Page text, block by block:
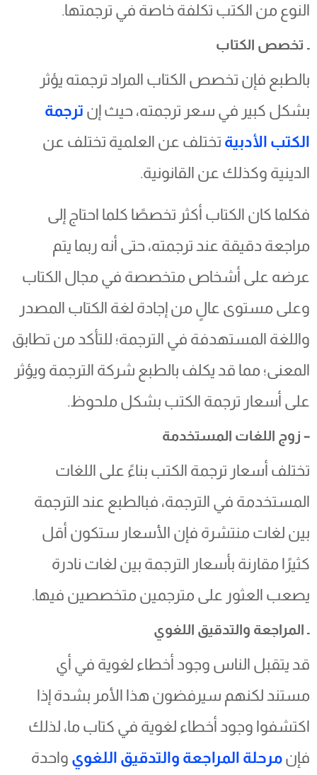
النوع من الكتب تكلفة خاصة في ترجمتها.
ـ تخصص الكتاب
بالطبع فإن تخصص الكتاب المراد ترجمته يؤثر
بشكل كبير في سعر ترجمته، حيث إنترجمة
الكتب الأدبيةتختلف عن العلمية تختلف عن
الدينية وكذلك عن القانونية.
فكلما كان الكتاب أكثر تخصصًا كلما احتاج إلى
مراجعة دقيقة عند ترجمته، حتى أنه ربما يتم
عرضه على أشخاص متخصصة في مجال الكتاب
وعلى مستوى عالٍ من إجادة لغة الكتاب المصدر
واللغة المستهدفة في الترجمة؛ للتأكد من تطابق
المعنى؛ مما قد يكلف بالطبع شركة الترجمة ويؤثر
على أسعار ترجمة الكتب بشكل ملحوظ.
– زوج اللغات المستخدمة
تختلف أسعار ترجمة الكتب بناءً على اللغات
المستخدمة في الترجمة، فبالطبع عند الترجمة
بين لغات منتشرة فإن الأسعار ستكون أقل
كثيرًا مقارنة بأسعار الترجمة بين لغات نادرة
يصعب العثور على مترجمين متخصصين فيها.
ـ المراجعة والتدقيق اللغوي
قد يتقبل الناس وجود أخطاء لغوية في أي
مستند لكنهم سيرفضون هذا الأمر بشدة إذا
اكتشفوا وجود أخطاء لغوية في كتاب ما، لذلك
فإنمرحلة المراجعة والتدقيق اللغويواحدة